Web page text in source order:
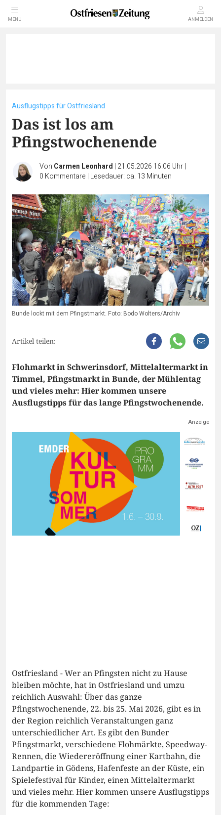
MENÜ ANMELDEN
Ausflugstipps für Ostfriesland
Das ist los am
Pfingstwochenende
Von Carmen Leonhard | 21.05.2026 16:06 Uhr|
0 Kommentare | Lesedauer: ca. 13 Minuten
Bunde lockt mit dem Pfingstmarkt. Foto: Bodo Wolters/Archiv
Artikel teilen:
Flohmarkt in Schwerinsdorf, Mittelaltermarkt in
Timmel, Pfingstmarkt in Bunde, der Mühlentag
und vieles mehr: Hier kommen unsere
Ausflugstipps für das lange Pfingstwochenende.
Anzeige
Ostfriesland - Wer an Pfingsten nicht zu Hause
bleiben möchte, hat in Ostfriesland und umzu
reichlich Auswahl: Über das ganze
Pfingstwochenende, 22. bis 25. Mai 2026, gibt es in
der Region reichlich Veranstaltungen ganz
unterschiedlicher Art. Es gibt den Bunder
Pfingstmarkt, verschiedene Flohmärkte, Speedway-
Rennen, die Wiedereröffnung einer Kartbahn, die
Landpartie in Gödens, Hafenfeste an der Küste, ein
Spielefestival für Kinder, einen Mittelaltermarkt
und vieles mehr. Hier kommen unsere Ausflugstipps
für die kommenden Tage: